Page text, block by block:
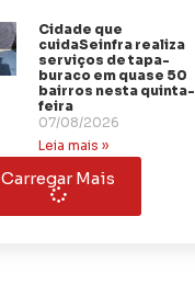
Cidade que
cuidaSeinfra realiza
serviços de tapa-
buraco em quase 50
bairros nesta quinta-
feira
07/08/2026
Leia mais »
Carregar Mais